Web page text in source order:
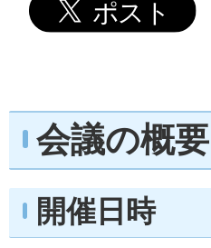
会議の概要
開催日時